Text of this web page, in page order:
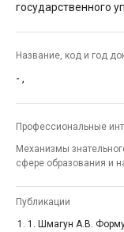
государственного
Название, код и год
- ,
Профессиональные
Механизмы
сфере образования и
Публикации
1. Шмагун А.В.